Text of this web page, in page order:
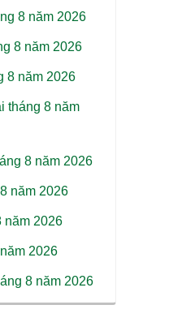
8 năm 2026
8 năm 2026
8 năm 2026
tháng 8 năm
8 năm 2026
năm 2026
năm 2026
2026
8 năm 2026